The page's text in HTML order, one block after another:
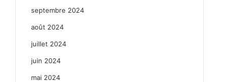
septembre 2024
août 2024
juillet 2024
juin 2024
mai 2024